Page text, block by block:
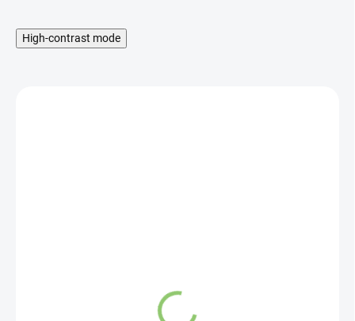
High-contrast mode